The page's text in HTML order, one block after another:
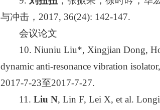
与冲击，2017, 36(24): 142-147.
会议论文
10. Niuniu Liu*, Xingjian Dong,
dynamic anti-resonance vibration
2017-7-23至2017-7-27.
11.Liu N, Lin F, Lei X, et al.